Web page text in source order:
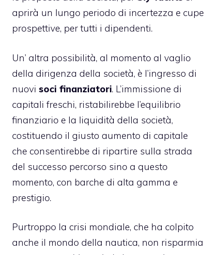
aprirà un lungo periodo di incertezza e cupe
prospettive, per tutti i dipendenti.
Un’ altra possibilità, al momento al vaglio
della dirigenza della società, è l’ingresso di
nuovi soci finanziatori. L’immissione di
capitali freschi, ristabilirebbe l’equilibrio
finanziario e la liquidità della società,
costituendo il giusto aumento di capitale
che consentirebbe di ripartire sulla strada
del successo percorso sino a questo
momento, con barche di alta gamma e
prestigio.
Purtroppo la crisi mondiale, che ha colpito
anche il mondo della nautica, non risparmia